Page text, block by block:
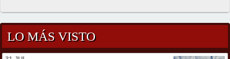
LO MÁS VISTO